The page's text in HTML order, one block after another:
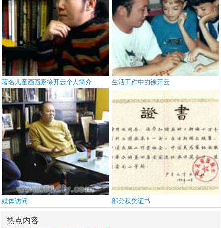
著名儿童画画家徐开云个人简介 生活工作中的徐开云
媒体访问 部分获奖证书
热点内容